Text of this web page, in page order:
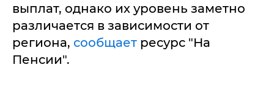
выплат, однако их уровень заметно
различается в зависимости от
региона, сообщает ресурс "На
Пенсии".